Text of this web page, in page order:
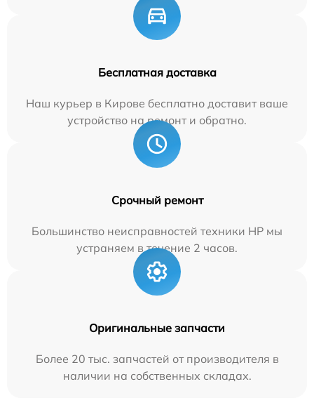
Бесплатная доставка
Наш курьер в Кирове бесплатно доставит ваше
устройство на ремонт и обратно.
Срочный ремонт
Большинство неисправностей техники HP мы
устраняем в течение 2 часов.
Оригинальные запчасти
Более 20 тыс. запчастей от производителя в
наличии на собственных складах.